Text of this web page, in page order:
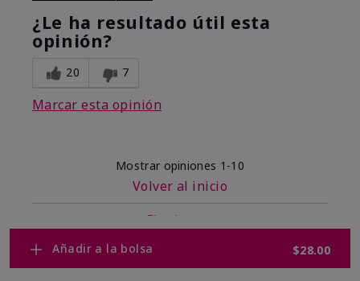
Añadir a la bolsa $28.00
¿Le ha resultado útil esta
opinión?
20 7
Marcar esta opinión
Mostrar opiniones 1-10
Volver al inicio
Siguiente